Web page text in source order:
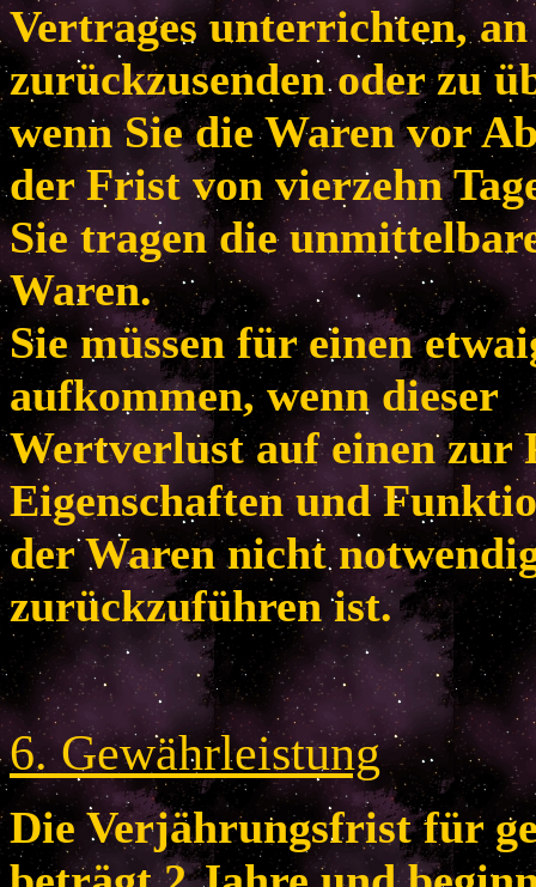
Vertrages unterrichten, an
zurückzusenden oder zu
wenn Sie die Waren vor
der Frist von vierzehn
Sie tragen die
Waren.
Sie müssen für einen
aufkommen, wenn dieser
Wertverlust auf einen zur
Eigenschaften und
der Waren nicht
zurückzuführen ist.
6. Gewährleistung
Die Verjährungsfrist für